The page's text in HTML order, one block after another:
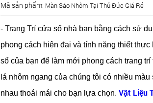
Mã sản phẩm: Màn Sáo Nhôm Tại Thủ Đức Giá Rẻ
- Trang Trí cửa sổ nhà bạn bằng cách sử
phong cách hiện đại và tính năng thiết thực
sổ của bạn để làm mới phong cách trang
lá nhôm ngang của chúng tôi có nhiều
nhau thoái mái cho bạn lựa chọn. Vật Liệu